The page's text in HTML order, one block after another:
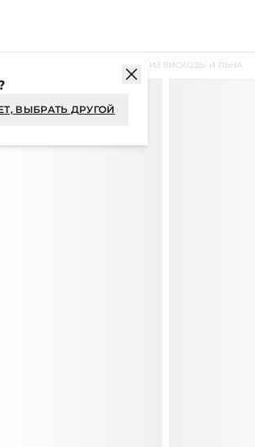
БРЮКИ ИЗ ВИСКОЗЫ И ЛЬНА
ВЫБРАТЬ ДРУГОЙ